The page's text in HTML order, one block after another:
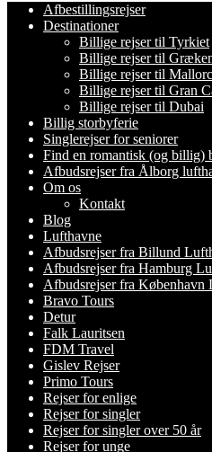
Afbestillingsrejser
Destinationer
Billige rejser til Tyrkiet
Billige rejser til
Billige rejser til
Billige rejser til Gran
Billige rejser til Dubai
Billig storbyferie
Singlerejser for seniorer
Find en romantisk (og billig)
Afbudsrejser fra Ålborg
Om os
Kontakt
Blog
Lufthavne
Afbudsrejser fra Billund
Afbudsrejser fra Hamburg
Afbudsrejser fra København
Bravo Tours
Detur
Falk Lauritsen
FDM Travel
Gislev Rejser
Primo Tours
Rejser for enlige
Rejser for singler
Rejser for singler over 50 år
Rejser for unge